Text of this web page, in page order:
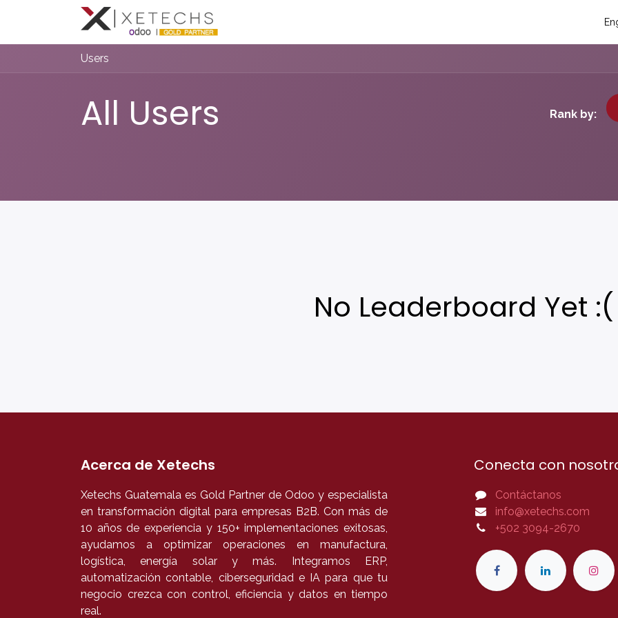
Soporte
Users
All Users Rank by:
No Leaderboard Yet :(
Acerca de Xetechs
Xetechs Guatemala es Gold Partner de Odoo y especialista
en transformación digital para empresas B2B. Con más de
10 años de experiencia y 150+ implementaciones exitosas,
ayudamos a optimizar operaciones en manufactura,
logística, energía solar y más. Integramos ERP,
automatización contable, ciberseguridad e IA para que tu
negocio crezca con control, eficiencia y datos en tiempo
real.
Conecta con
Contáctanos
info@xetechs.com
+502 3094-2670